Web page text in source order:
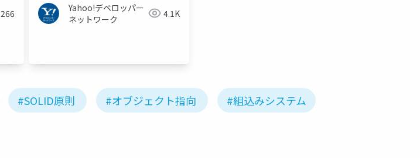
266
Yahoo!デベロッパー
ネットワーク
4.1K
#SOLID原則 #オブジェクト指向 #組込みシステム